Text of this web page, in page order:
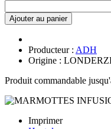
Ajouter au panier
Producteur : ADH
Origine :
Produit commandable
Imprimer